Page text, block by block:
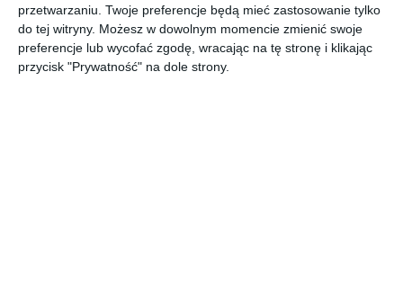
przetwarzaniu. Twoje preferencje będą mieć zastosowanie tylko
do tej witryny. Możesz w dowolnym momencie zmienić swoje
preferencje lub wycofać zgodę, wracając na tę stronę i klikając
przycisk "Prywatność" na dole strony.
INSPIRACJA
Klasyczny ogród zimowy